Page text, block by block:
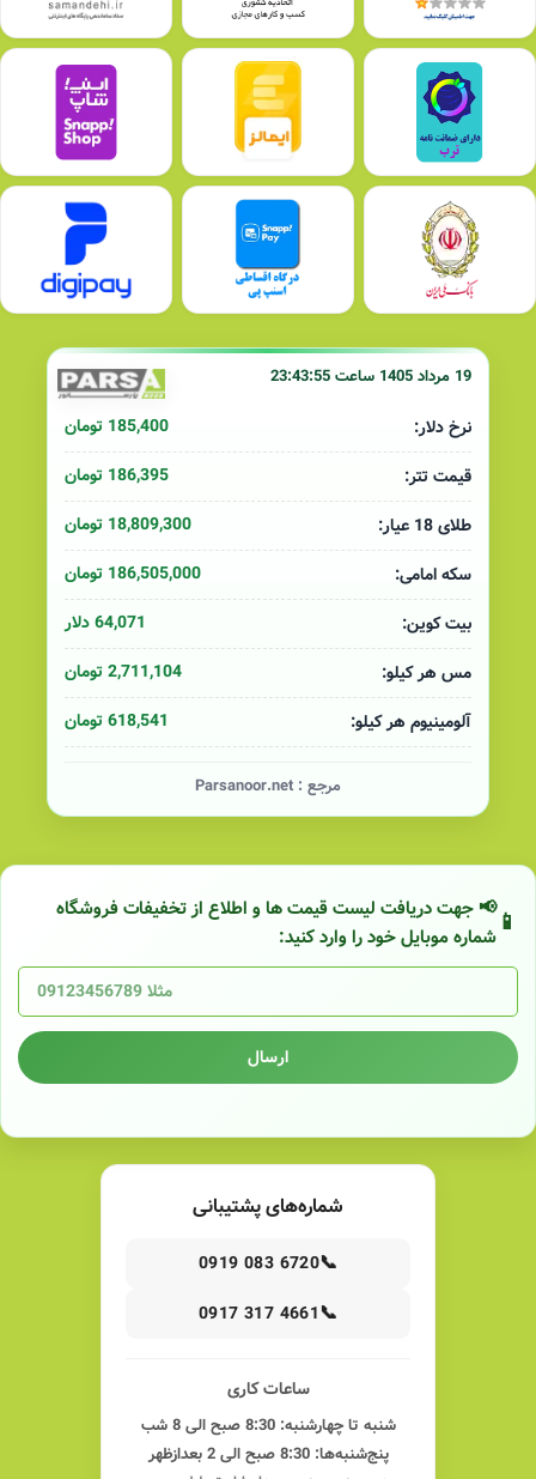
19 مرداد 1405 ساعت 23:43:55
نرخ دلار:
185,400 تومان
قیمت تتر:
186,395 تومان
طلای 18 عیار:
18,809,300 تومان
سکه امامی:
186,505,000 تومان
بیت کوین:
64,071 دلار
مس هر کیلو:
2,711,104 تومان
آلومینیوم هر کیلو:
618,541 تومان
مرجع : Parsanoor.net
📢 جهت دریافت لیست قیمت ها و اطلاع از تخفیفات فروشگاه
شماره موبایل خود را وارد کنید:
ارسال
شماره‌های پشتیبانی
📞
0919 083 6720
📞
0917 317 4661
ساعات کاری
شنبه تا چهارشنبه: 8:30 صبح الی 8 شب
پنج‌شنبه‌ها: 8:30 صبح الی 2 بعدازظهر